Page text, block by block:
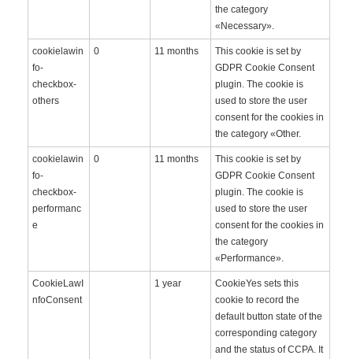
the category
«Necessary».
cookielawin
fo-
checkbox-
others
0 11 months
This cookie is set by
GDPR Cookie Consent
plugin. The cookie is
used to store the user
consent for the cookies in
the category «Other.
cookielawin
fo-
checkbox-
performanc
e
0 11 months
This cookie is set by
GDPR Cookie Consent
plugin. The cookie is
used to store the user
consent for the cookies in
the category
«Performance».
CookieLawI
nfoConsent
1 year
CookieYes sets this
cookie to record the
default button state of the
corresponding category
and the status of CCPA. It